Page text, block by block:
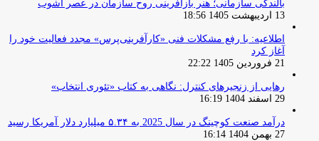
بالندگی سازمانی؛ هنر بازآفرینی روح سازمان در عصر آشوب
13 اردیبهشت 1405 18:56
اطلاعیه: با رفع مشکلات فنی «کارآفرینی‌پرس» مجدد فعالیت خود را
آغاز کرد
21 فروردین 1405 22:22
رهایی از زنجیرهای کنترل: نگاهی به کتاب «تئوری انتخاب»
29 اسفند 1404 16:19
درآمد صنعت کوچینگ در سال 2025 به ۵.۳۴ میلیارد دلار آمریکا رسید
27 بهمن 1404 16:14